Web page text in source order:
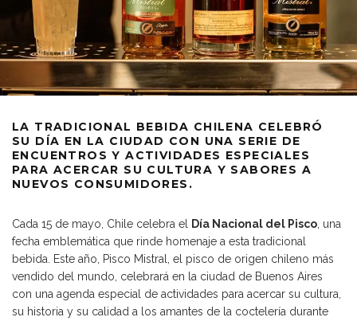
LA TRADICIONAL BEBIDA CHILENA CELEBRÓ
SU DÍA EN LA CIUDAD CON UNA SERIE DE
ENCUENTROS Y ACTIVIDADES ESPECIALES
PARA ACERCAR SU CULTURA Y SABORES A
NUEVOS CONSUMIDORES.
Cada 15 de mayo, Chile celebra el Día Nacional del Pisco, una
fecha emblemática que rinde homenaje a esta tradicional
bebida. Este año, Pisco Mistral, el pisco de origen chileno más
vendido del mundo, celebrará en la ciudad de Buenos Aires
con una agenda especial de actividades para acercar su cultura,
su historia y su calidad a los amantes de la coctelería durante